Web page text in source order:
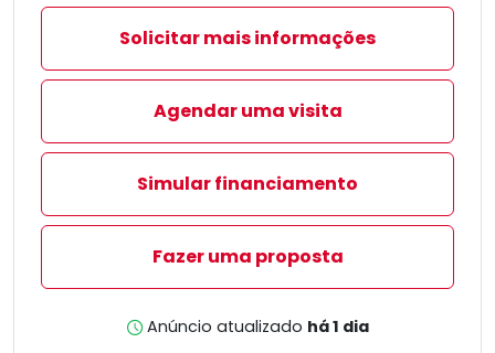
Solicitar mais informações
Agendar uma visita
Simular financiamento
Fazer uma proposta
Anúncio atualizado há 1 dia